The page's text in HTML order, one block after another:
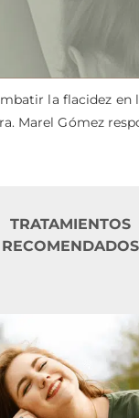
la flacidez en
Marel Gómez
TRATAMIENTOS
RECOMENDADOS